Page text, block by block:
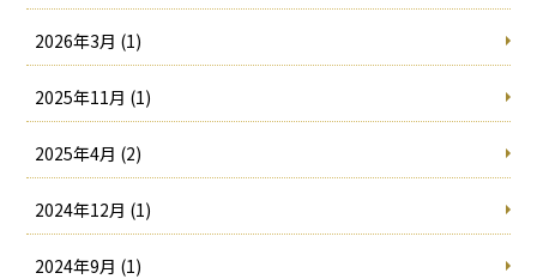
2026年3月 (1)
2025年11月 (1)
2025年4月 (2)
2024年12月 (1)
2024年9月 (1)